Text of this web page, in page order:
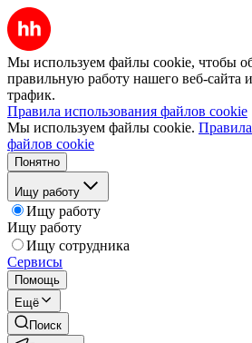
Мы используем файлы cookie, чтобы
правильную работу нашего веб-сайта
трафик.
Правила использования файлов cookie
Мы используем файлы cookie.
файлов cookie
Понятно
Ищу работу
Ищу работу
Ищу работу
Ищу сотрудника
Сервисы
Помощь
Ещё
Поиск